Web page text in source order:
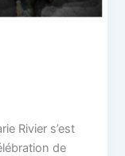
Rivier s’est
de